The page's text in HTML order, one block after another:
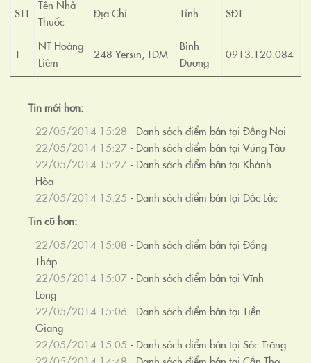
STT
Tên Nhà
Thuốc
Địa Chỉ Tỉnh SĐT
NT Hoàng
Liêm
248 Yersin, TDM
Bình
Dương
0913.120.084
Tin mới hơn:
22/05/2014 15:28 - Danh sách điểm bán tại Đồng Nai
22/05/2014 15:27 - Danh sách điểm bán tại Vũng Tàu
22/05/2014 15:27 - Danh sách điểm bán tại Khánh
Hòa
22/05/2014 15:25 - Danh sách điểm bán tại Đắc Lắc
Tin cũ hơn:
22/05/2014 15:08 - Danh sách điểm bán tại Đồng
Tháp
22/05/2014 15:07 - Danh sách điểm bán tại Vĩnh
Long
22/05/2014 15:06 - Danh sách điểm bán tại Tiền
Giang
22/05/2014 15:05 - Danh sách điểm bán tại Sóc Trăng